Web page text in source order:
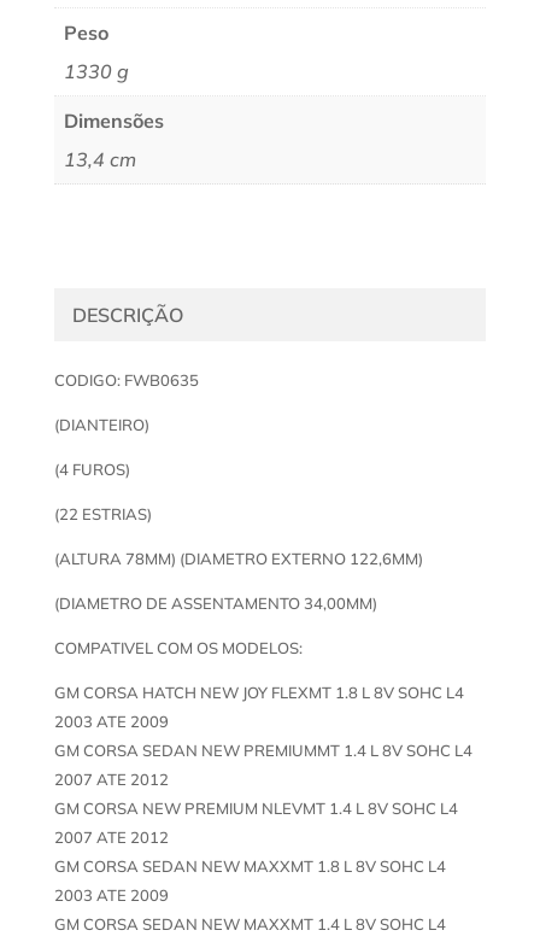
Peso
1330 g
Dimensões
13,4 cm
DESCRIÇÃO
CODIGO: FWB0635
(DIANTEIRO)
(4 FUROS)
(22 ESTRIAS)
(ALTURA 78MM) (DIAMETRO EXTERNO 122,6MM)
(DIAMETRO DE ASSENTAMENTO 34,00MM)
COMPATIVEL COM OS MODELOS:
GM CORSA HATCH NEW JOY FLEXMT 1.8 L 8V SOHC L4
2003 ATE 2009
GM CORSA SEDAN NEW PREMIUMMT 1.4 L 8V SOHC L4
2007 ATE 2012
GM CORSA NEW PREMIUM NLEVMT 1.4 L 8V SOHC L4
2007 ATE 2012
GM CORSA SEDAN NEW MAXXMT 1.8 L 8V SOHC L4
2003 ATE 2009
GM CORSA SEDAN NEW MAXXMT 1.4 L 8V SOHC L4